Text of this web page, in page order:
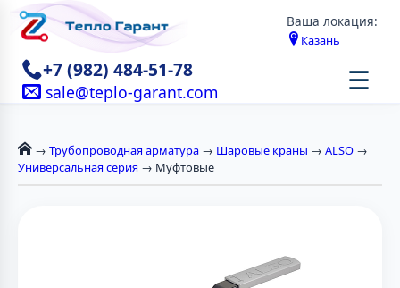
Ваша локация:
Казань
+7 (982) 484-51-78
sale@teplo-garant.com ☰
→ Трубопроводная арматура → Шаровые краны → ALSO →
Универсальная серия → Муфтовые